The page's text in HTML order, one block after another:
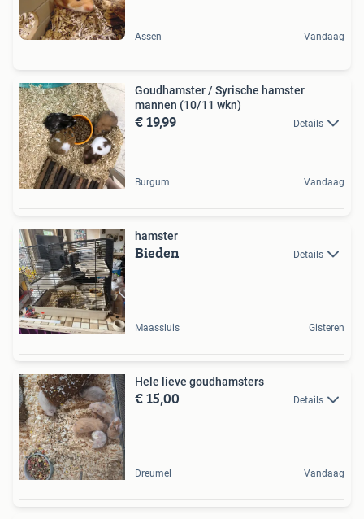
Assen Vandaag
Goudhamster / Syrische hamster
mannen (10/11 wkn)
€ 19,99 Details
Burgum Vandaag
hamster
Bieden Details
Maassluis Gisteren
Hele lieve goudhamsters
€ 15,00 Details
Dreumel Vandaag